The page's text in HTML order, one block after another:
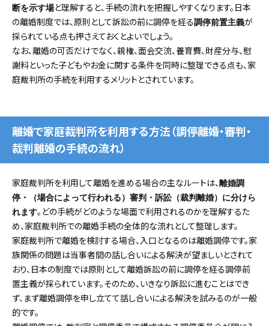
断を示す場と理解すると、手続の流れを把握しやすくなります。日本
の離婚制度では、原則として訴訟の前に調停を経る調停前置主義が
採られている点も押さえておくとよいでしょう。
なお、離婚の可否だけでなく、親権、面会交流、養育費、財産分与、慰
謝料といった子どもやお金に関する条件を同時に整理できる点も、家
庭裁判所の手続を利用するメリットとされています。
離婚で家庭裁判所を利用する方法（調停離婚・審判・
裁判離婚の手続の流れ）
家庭裁判所を利用して離婚を進める場合の主なルートは、離婚調
停・（場合によって行われる）審判・訴訟（裁判離婚）に分けら
れます。どの手続がどのような場面で利用されるのかを理解するた
め、家庭裁判所での離婚手続の全体的な流れとして整理します。
家庭裁判所で離婚を検討する場合、入口となるのは離婚調停です。家
族関係の問題は当事者間の話し合いによる解決が望ましいとされて
おり、日本の制度では原則として離婚訴訟の前に調停を経る調停前
置主義が採られています。そのため、いきなり訴訟に進むことはでき
ず、まず離婚調停を申し立てて話し合いによる解決を試みるのが一般
的です。